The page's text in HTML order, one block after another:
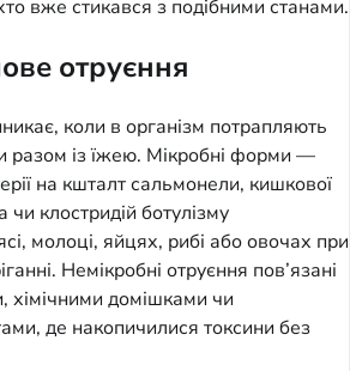
вже стикався з подібними станами.
отруєння
коли в організм потрапляють
разом із їжею. Мікробні форми —
на кшталт сальмонели, кишкової
чи клостридій ботулізму
молоці, яйцях, рибі або овочах при
Немікробні отруєння пов’язані
хімічними домішками чи
де накопичилися токсини без